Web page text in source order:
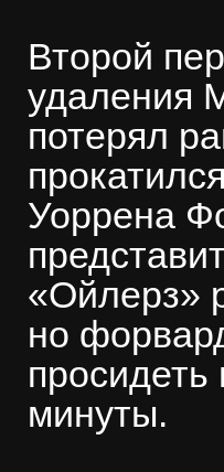
Второй
удаления
потерял
Уоррена
«Ойлерз»
но
минуты.